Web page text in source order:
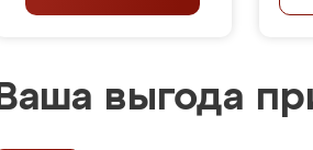
Ваша выгода